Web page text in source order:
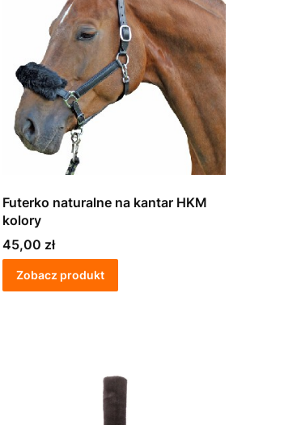
Futerko naturalne na kantar HKM
kolory
Cena
45,00 zł
Zobacz produkt